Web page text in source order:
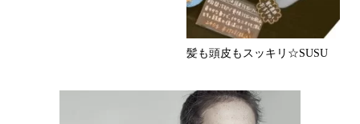
髪も頭皮もスッキリ☆SUSU